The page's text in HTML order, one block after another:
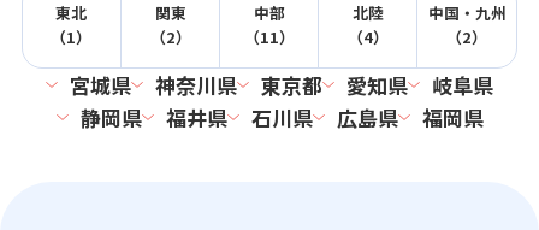
東北
（1）
関東
（2）
中部
（11）
北陸
（4）
中国・九州
（2）
宮城県 神奈川県 東京都 愛知県
岐阜県
静岡県
福井県 石川県 広島県 福岡県